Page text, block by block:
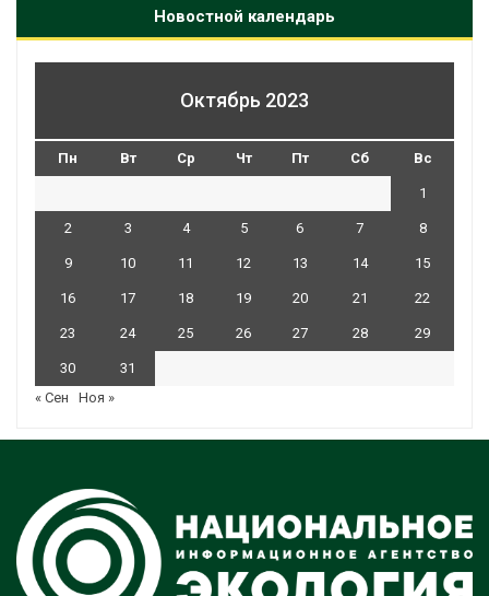
Новостной календарь
Октябрь 2023
Пн Вт Ср Чт Пт Сб Вс
1
2 3 4 5 6 7 8
9 10 11 12 13 14 15
16 17 18 19 20 21 22
23 24 25 26 27 28 29
30
31
« Сен
Ноя »